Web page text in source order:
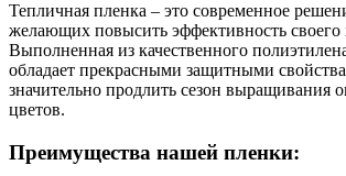
Тепличная пленка – это современное
желающих повысить эффективность своего
Выполненная из качественного
обладает прекрасными защитными
значительно продлить сезон выращивания
цветов.
Преимущества нашей пленки: